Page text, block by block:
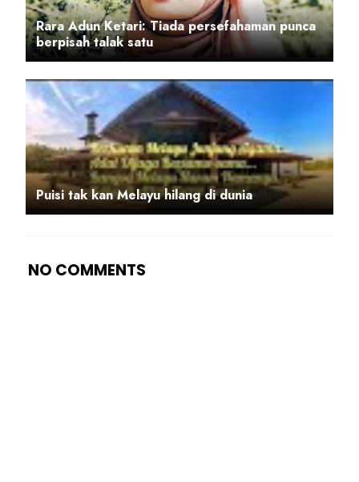
Rara Adun Ketari: Tiada persefahaman punca
berpisah talak satu
Puisi tak kan Melayu hilang di dunia
NO COMMENTS